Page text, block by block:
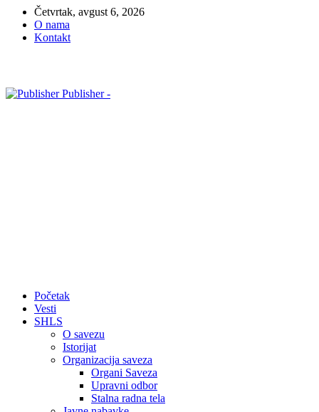
Četvrtak, avgust 6, 2026
O nama
Kontakt
Publisher -
Početak
Vesti
SHLS
O savezu
Istorijat
Organizacija saveza
Organi Saveza
Upravni odbor
Stalna radna tela